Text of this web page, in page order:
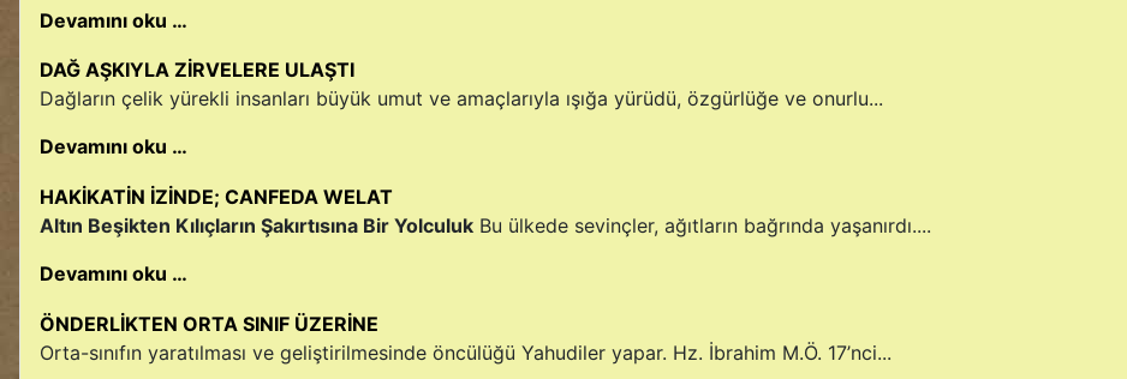
Devamını oku …
DAĞ AŞKIYLA ZİRVELERE ULAŞTI
Dağların çelik yürekli insanları büyük umut ve amaçlarıyla ışığa yürüdü, özgürlüğe ve onurlu...
Devamını oku …
HAKİKATİN İZİNDE; CANFEDA WELAT
Altın Beşikten Kılıçların Şakırtısına Bir Yolculuk Bu ülkede sevinçler, ağıtların bağrında yaşanırdı....
Devamını oku …
ÖNDERLİKTEN ORTA SINIF ÜZERİNE
Orta-sınıfın yaratılması ve geliştirilmesinde öncülüğü Yahudiler yapar. Hz. İbrahim M.Ö. 17’nci...